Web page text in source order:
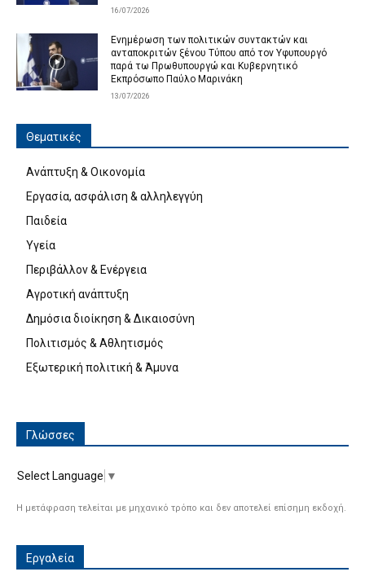
16/07/2026
Ενημέρωση των πολιτικών συντακτών και
ανταποκριτών ξένου Τύπου από τον Υφυπουργό
παρά τω Πρωθυπουργώ και Κυβερνητικό
Εκπρόσωπο Παύλο Μαρινάκη
13/07/2026
Θεματικές
Ανάπτυξη & Οικονομία
Εργασία, ασφάλιση & αλληλεγγύη
Παιδεία
Υγεία
Περιβάλλον & Ενέργεια
Αγροτική ανάπτυξη
Δημόσια διοίκηση & Δικαιοσύνη
Πολιτισμός & Αθλητισμός
Εξωτερική πολιτική & Άμυνα
Γλώσσες
Select Language ▼
Η μετάφραση τελείται με μηχανικό τρόπο και δεν αποτελεί επίσημη εκδοχή.
Εργαλεία